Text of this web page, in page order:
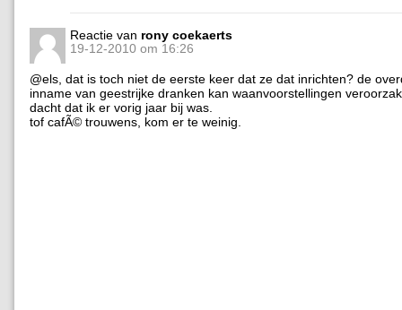
Reactie van rony coekaerts
19-12-2010 om 16:26
@els, dat is toch niet de eerste keer dat ze dat inrichten? de
inname van geestrijke dranken kan waanvoorstellingen
dacht dat ik er vorig jaar bij was.
tof cafÃ© trouwens, kom er te weinig.